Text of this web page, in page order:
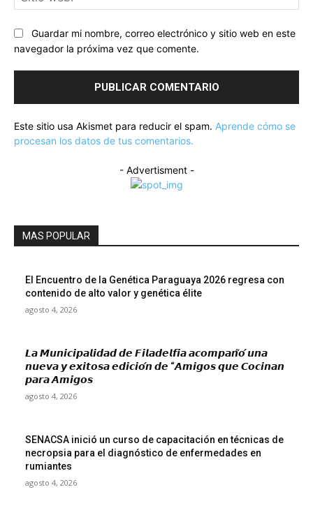
Guardar mi nombre, correo electrónico y sitio web en este
navegador la próxima vez que comente.
Este sitio usa Akismet para reducir el spam. Aprende cómo se
procesan los datos de tus comentarios.
- Advertisment -
MAS POPULAR
El Encuentro de la Genética Paraguaya 2026 regresa con
contenido de alto valor y genética élite
agosto 4, 2026
𝙇𝙖 𝙈𝙪𝙣𝙞𝙘𝙞𝙥𝙖𝙡𝙞𝙙𝙖𝙙 𝙙𝙚 𝙁𝙞𝙡𝙖𝙙𝙚𝙡𝙛𝙞𝙖 𝙖𝙘𝙤𝙢𝙥𝙖𝙣̃𝙤́ 𝙪𝙣𝙖
𝙣𝙪𝙚𝙫𝙖 𝙮 𝙚𝙭𝙞𝙩𝙤𝙨𝙖 𝙚𝙙𝙞𝙘𝙞𝙤́𝙣 𝙙𝙚 “𝘼𝙢𝙞𝙜𝙤𝙨 𝙦𝙪𝙚 𝘾𝙤𝙘𝙞𝙣𝙖𝙣
𝙥𝙖𝙧𝙖 𝘼𝙢𝙞𝙜𝙤𝙨
agosto 4, 2026
SENACSA inició un curso de capacitación en técnicas de
necropsia para el diagnóstico de enfermedades en
rumiantes
agosto 4, 2026